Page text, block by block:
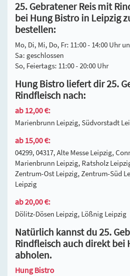
25. Gebratener Reis mit
bei Hung Bistro in Leipzig
bestellen:
Mo, Di, Mi, Do, Fr: 11:00 - 14:00 Uhr
Sa: geschlossen
So, Feiertags: 11:00 - 20:00 Uhr
Hung Bistro liefert dir 25.
Rindfleisch nach:
ab 12,00 €:
Marienbrunn Leipzig, Südvorstadt
ab 15,00 €:
04299, 04317, Alte Messe Leipzig,
Marienbrunn Leipzig, Ratsholz
Zentrum-Ost Leipzig, Zentrum-Süd
Leipzig
ab 20,00 €:
Dölitz-Dösen Leipzig, Lößnig Leipzig
Natürlich kannst du 25.
Rindfleisch auch direkt bei
abholen.
Hung Bistro